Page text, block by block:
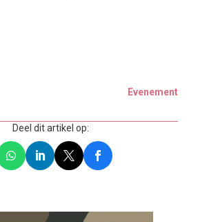
Evenement
Deel dit artikel op: